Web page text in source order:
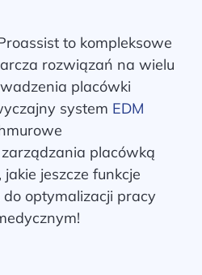
to kompleksowe
rozwiązań na wielu
placówki
system EDM
placówką
jeszcze funkcje
optymalizacji pracy